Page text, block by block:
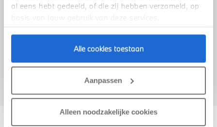
al eens hebt gedeeld, of die zij hebben verzameld, op
basis van jouw gebruik van deze services.
Alle cookies toestaan
Aanpassen
Alleen noodzakelijke cookies
Voorstel aanvragen